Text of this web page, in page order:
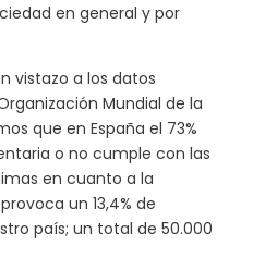
en general y por
vistazo a los datos
Mundial de la
que en España el 73%
o no cumple con las
en cuanto a la
un 13,4% de
país; un total de 50.000